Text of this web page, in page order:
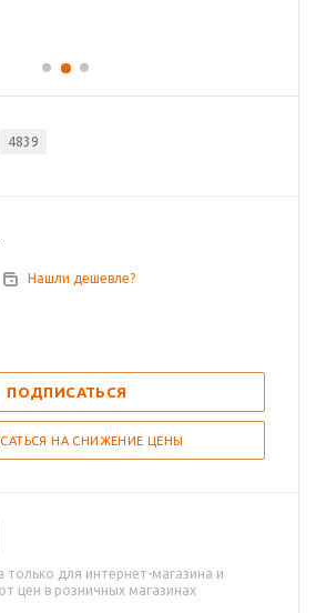
4839
Нашли дешевле?
ПОДПИСАТЬСЯ
НА СНИЖЕНИЕ ЦЕНЫ
только для интернет-магазина и
цен в розничных магазинах